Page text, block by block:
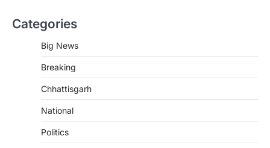
Categories
Big News
Breaking
Chhattisgarh
National
Politics
बनाने की दिशा में जिले के नगरी…
CG: 1 से 19 वर्ष तक के बच्चों को निःशुल्क दी